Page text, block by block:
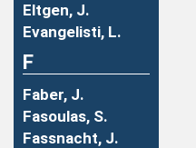
Eltgen, J.
Evangelisti, L.
F
Faber, J.
Fasoulas, S.
Fassnacht, J.